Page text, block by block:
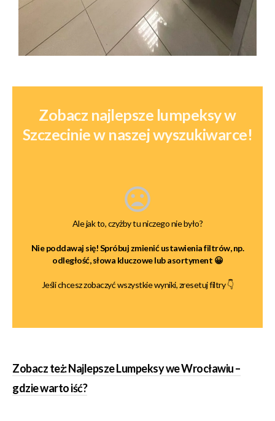
Zobacz najlepsze lumpeksy w
Szczecinie w naszej wyszukiwarce!
Ale jak to, czyżby tu niczego nie było?
Nie poddawaj się! Spróbuj zmienić ustawienia filtrów, np.
odległość, słowa kluczowe lub asortyment 😀
Jeśli chcesz zobaczyć wszystkie wyniki, zresetuj filtry 👇
Zobacz też: Najlepsze Lumpeksy we Wrocławiu –
gdzie warto iść?